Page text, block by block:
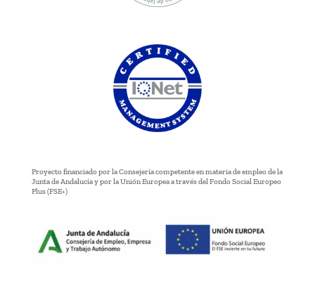
Proyecto financiado por la Consejería competente en materia de empleo de la
Junta de Andalucía y por la Unión Europea a través del Fondo Social Europeo
Plus (FSE+)